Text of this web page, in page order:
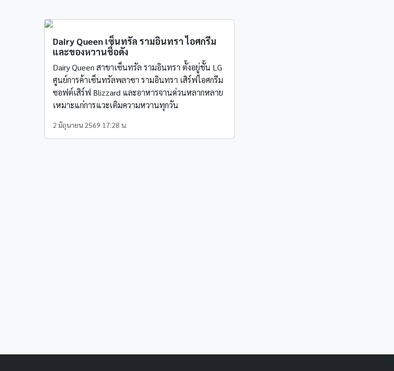
Dairy Queen เซ็นทรัล รามอินทรา ไอศกรีม
และของหวานชื่อดัง
Dairy Queen สาขาเซ็นทรัล รามอินทรา ตั้งอยู่ชั้น LG
ศูนย์การค้าเซ็นทรัลพลาซา รามอินทรา เสิร์ฟไอศกรีม
ซอฟต์เสิร์ฟ Blizzard และอาหารจานด่วนหลากหลาย
เหมาะแก่การแวะเติมความหวานทุกวัน
2 มิถุนายน 2569 17:28 น.